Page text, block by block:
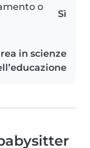
o
Sì
in scienze